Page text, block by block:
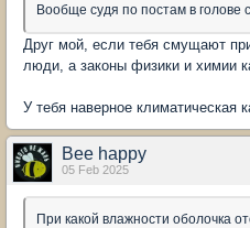
Вообще судя по постам в голове
Друг мой, если тебя смущают
люди, а законы физики и химии
У тебя наверное климатическая
Bee happy
05 Feb 2025
При какой влажности оболочка